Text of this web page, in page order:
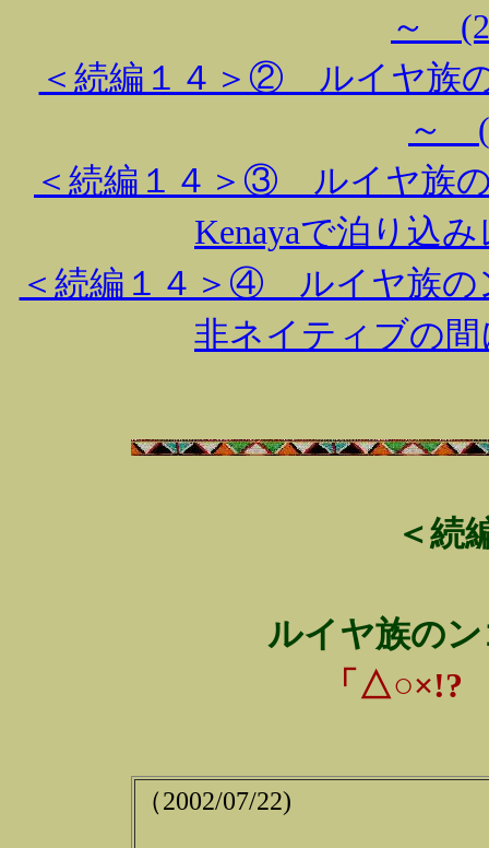
～
＜続編１４＞② ルイヤ族
～
＜続編１４＞③ ルイヤ族
Kenayaで泊り込
＜続編１４＞④ ルイヤ族
非ネイティブの
＜
ルイヤ族の
「△○×!?
（2002/07/22)